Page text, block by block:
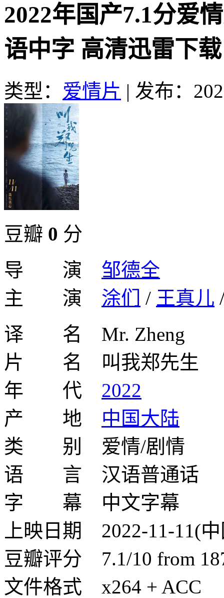
2022年国产7.1分爱
语中字 高清迅雷下载
类型： 爱情片 | 发布：
豆瓣 0 分
导 演 邹德全
主 演 涂们 / 王真儿
译 名 Mr. Zheng
片 名 叫我郑先生
年 代 2022
产 地 中国大陆
类 别 爱情/剧情
语 言 汉语普通话
字 幕 中文字幕
上映日期 2022-11-11(
豆瓣评分 7.1/10 from
文件格式 x264 + ACC